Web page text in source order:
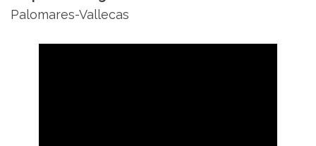
Palomares-Vallecas